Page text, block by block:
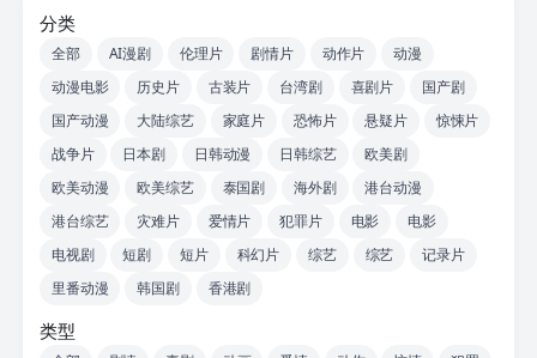
分类
全部 AI漫剧 伦理片 剧情片 动作片
动漫
动漫电影
历史片 古装片 台湾剧 喜剧片
国产剧
国产动漫
大陆综艺 家庭片 恐怖片 悬疑片
惊悚片
战争片
日本剧 日韩动漫 日韩综艺
欧美剧
欧美动漫
欧美综艺 泰国剧 海外剧
港台动漫
港台综艺
灾难片 爱情片 犯罪片 电影
电影
电视剧
短剧 短片 科幻片 综艺 综艺
记录片
里番动漫
韩国剧 香港剧
类型